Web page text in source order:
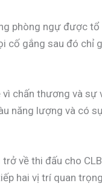
phòng ngự được
cố gắng sau đó chỉ
chấn thương và
năng lượng và có
về thi đấu cho
hai vị trí quan